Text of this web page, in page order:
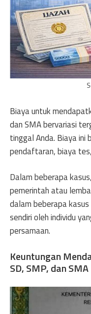
Biaya untuk
dan SMA bervariasi
tinggal Anda. Biaya ini
pendaftaran, biaya
Dalam beberapa
pemerintah atau
dalam beberapa
sendiri oleh individu
persamaan.
Keuntungan
SD, SMP, dan SMA